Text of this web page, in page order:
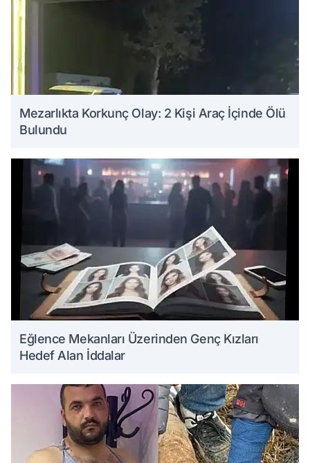
Mezarlıkta Korkunç Olay: 2 Kişi Araç İçinde Ölü
Bulundu
Eğlence Mekanları Üzerinden Genç Kızları
Hedef Alan İddalar